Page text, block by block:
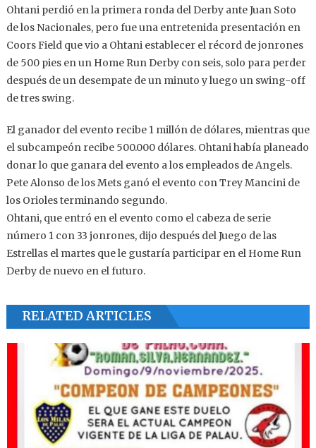
Ohtani perdió en la primera ronda del Derby ante Juan Soto
de los Nacionales, pero fue una entretenida presentación en
Coors Field que vio a Ohtani establecer el récord de jonrones
de 500 pies en un Home Run Derby con seis, solo para perder
después de un desempate de un minuto y luego un swing-off
de tres swing.
El ganador del evento recibe 1 millón de dólares, mientras que
el subcampeón recibe 500.000 dólares. Ohtani había planeado
donar lo que ganara del evento a los empleados de Angels.
Pete Alonso de los Mets ganó el evento con Trey Mancini de
los Orioles terminando segundo.
Ohtani, que entró en el evento como el cabeza de serie
número 1 con 33 jonrones, dijo después del Juego de las
Estrellas el martes que le gustaría participar en el Home Run
Derby de nuevo en el futuro.
RELATED ARTICLES